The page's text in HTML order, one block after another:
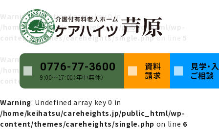
0776-77-3600
9:00〜17:00（年中無休）
資料
請求
見学・
ご相談
Warning: Undefined array key 0 in
/home/keihatsu/careheights.jp/public_html/wp-
content/themes/careheights/single.phpon line
Warning
/home/keihatsu/careheights.jp/public_html/wp-
content/themes/careheights/single.phpon line
Warning: Undefined array key 0 in
/home/keihatsu/careheights.jp/public_html/wp-
content/themes/careheights/single.php on line 6